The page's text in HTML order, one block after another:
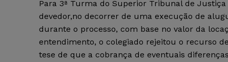
Para 3ª Turma do Superior Tribunal de
devedor,no decorrer de uma execução de
durante o processo, com base no valor da
entendimento, o colegiado rejeitou o recurso
tese de que a cobrança de eventuais